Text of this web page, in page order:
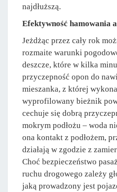
najdłuższą.
Efektywność hamowania
Jeżdżąc przez cały rok
rozmaite warunki
deszcze, które w kilka
przyczepność opon do
mieszanka, z której
wyprofilowany bieżnik
cechuje się dobrą
mokrym podłożu – woda
ona kontakt z podłożem,
działają w zgodzie z
Choć bezpieczeństwo
ruchu drogowego zależy
jaką prowadzony jest